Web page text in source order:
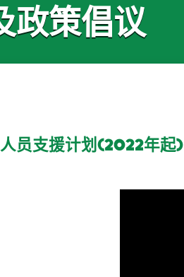
政策倡议
员支援计划(2022年起)